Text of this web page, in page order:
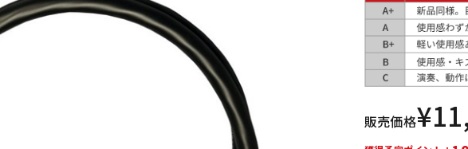
DTM オンラ
イン納品
レコーディン
グ機器
販売価格¥